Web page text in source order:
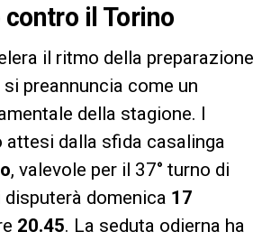
il Torino
il ritmo della preparazione
preannuncia come un
della stagione. I
attesi dalla sfida casalinga
, valevole per il 37° turno di
disputerà domenica 17
20.45. La seduta odierna ha